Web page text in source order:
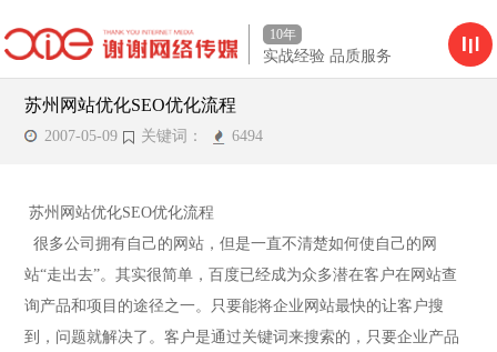
10年
实战经验 品质服务
苏州网站优化SEO优化流程
2007-05-09 关键词： 6494
苏州网站优化SEO优化流程
很多公司拥有自己的网站，但是一直不清楚如何使自己的网
站“走出去”。其实很简单，百度已经成为众多潜在客户在网站查
询产品和项目的途径之一。只要能将企业网站最快的让客户搜
到，问题就解决了。客户是通过关键词来搜索的，只要企业产品